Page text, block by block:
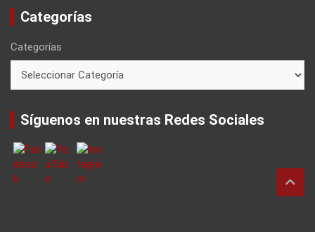
Categorías
Categorías
Síguenos en nuestras Redes Sociales